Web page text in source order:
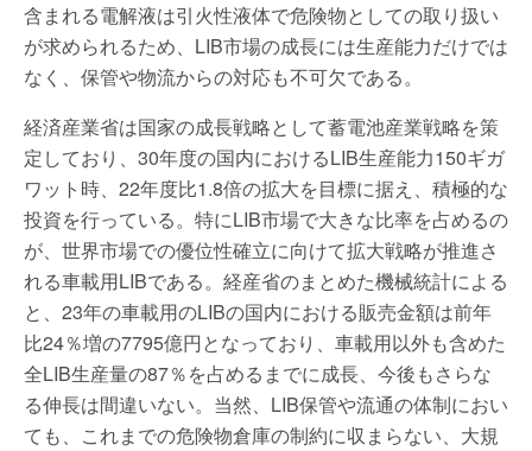
含まれる電解液は引火性液体で危険物としての取り扱い
が求められるため、LIB市場の成長には生産能力だけでは
なく、保管や物流からの対応も不可欠である。
経済産業省は国家の成長戦略として蓄電池産業戦略を策
定しており、30年度の国内におけるLIB生産能力150ギガ
ワット時、22年度比1.8倍の拡大を目標に据え、積極的な
投資を行っている。特にLIB市場で大きな比率を占めるの
が、世界市場での優位性確立に向けて拡大戦略が推進さ
れる車載用LIBである。経産省のまとめた機械統計による
と、23年の車載用のLIBの国内における販売金額は前年
比24％増の7795億円となっており、車載用以外も含めた
全LIB生産量の87％を占めるまでに成長、今後もさらな
る伸長は間違いない。当然、LIB保管や流通の体制におい
ても、これまでの危険物倉庫の制約に収まらない、大規